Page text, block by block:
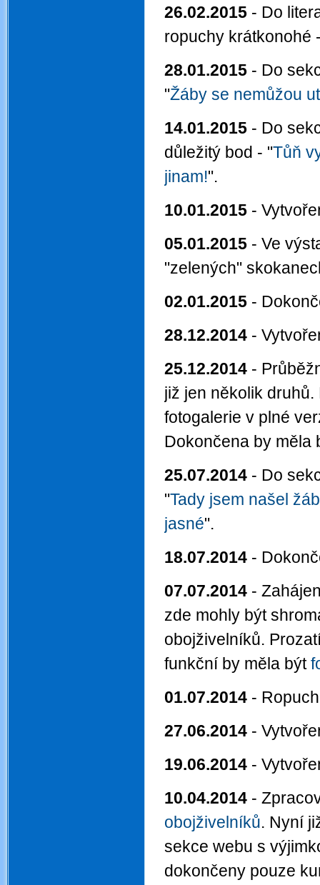
26.02.2015 - Do
ropuchy krátkonohé
28.01.2015 - Do
"Žáby se nemůžou
14.01.2015 - Do
důležitý bod - "Tůň
jinam!".
10.01.2015 -
05.01.2015 - Ve
"zelených"
02.01.2015 -
28.12.2014 -
25.12.2014 -
již jen několik
fotogalerie v plné
Dokončena by měla
25.07.2014 - Do
"Tady jsem našel
jasné".
18.07.2014 -
07.07.2014 -
zde mohly být
obojživelníků.
funkční by měla být
01.07.2014 -
27.06.2014 -
19.06.2014 -
10.04.2014 -
obojživelníků. Nyní
sekce webu s
dokončeny pouze